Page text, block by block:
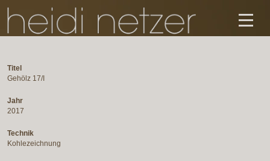
Titel
Gehölz 17/I
Jahr
2017
Technik
Kohlezeichnung